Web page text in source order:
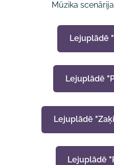
Mūzika s
Lejuplādē
Lejuplādē
Lejuplādē
Lejuplādē